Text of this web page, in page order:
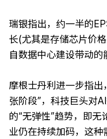
瑞银指出，约一半的
长(尤其是存储芯片价
自数据中心建设带动的
摩根士丹利进一步指出
张阶段”，科技巨头对
的“无弹性”趋势，即
业仍在持续加码，这